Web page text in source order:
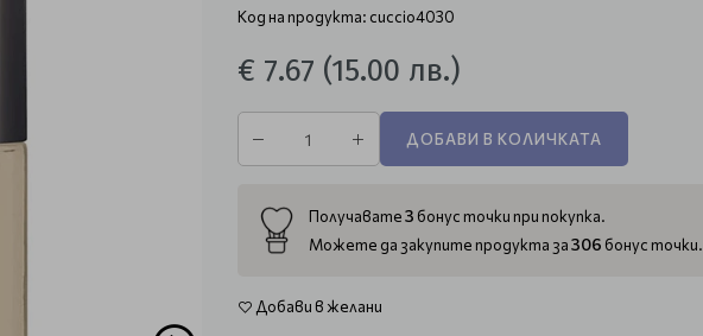
Код на продукта: cuccio4030
€ 7.67 (15.00 лв.)
ДОБАВИ В КОЛИЧКАТА
Получавате3 бонус точки при покупка.
Можете да закупите продукта за306 бонус точки.
Добави в желани